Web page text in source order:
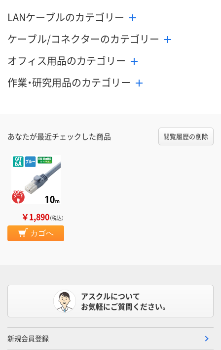
LANケーブルのカテゴリー
ケーブル/コネクターのカテゴリー
オフィス用品のカテゴリー
作業・研究用品のカテゴリー
あなたが最近チェックした商品 閲覧履歴の削除
￥1,890（税込）
カゴへ
アスクルについて
お気軽にご質問ください。
新規会員登録